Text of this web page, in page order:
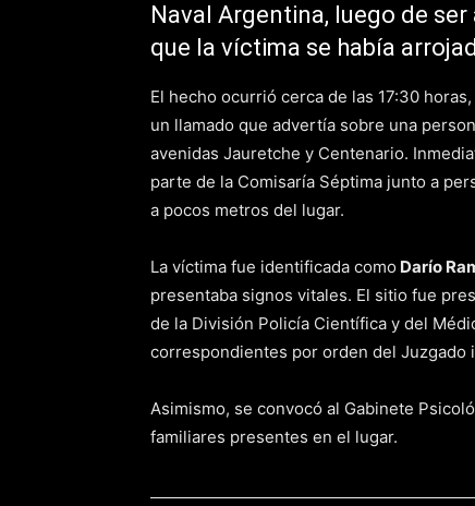
Naval Argentina, luego de
que la víctima se había
El hecho ocurrió cerca de las 17:30
un llamado que advertía sobre una
avenidas Jauretche y Centenario.
parte de la Comisaría Séptima junto a
a pocos metros del lugar.
La víctima fue identificada como Darío
presentaba signos vitales. El sitio fue
de la División Policía Científica y del
correspondientes por orden del Juzgado
Asimismo, se convocó al Gabinete
familiares presentes en el lugar.